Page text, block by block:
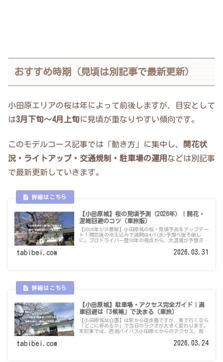
おすすめ時期（見頃は別記事で最新更新）
小田原エリアの桜は年によって前後しますが、目安として
は3月下旬〜4月上旬に見頃が重なりやすい傾向です。
このモデルコース記事では「動き方」に集中し、
開花状
況・ライトアップ・交通規制・駐車場の運用 などは別記事
で最新更新していきます。
【小田原城】桜の見頃予測（2026年）｜開花・
混雑回避のコツ（車旅版）
【2026年3/31最新】小田原城の桜・見頃予測をアップデー
ト！開花後の冷え込みで満開は4/1(水)予想へ後ろ倒し
に。プロドライバー歴10年の視点から、大混雑が予想され
tabibei.com 2026.03.31
【小田原城】駐車場・アクセス完全ガイド｜満
車回避は「3候補」で決まる（車旅）
【小田原城址公園】は駅から徒歩圏ですが、車で行くなら
「どこに停めるか」で当日のラクさが大きく変わります。
本記事では、西湘バイパス小田原ICからのアクセス、周辺
作り方、桜シーズンの臨時駐車場の確認ポイントまで、車
tabibei.com 2026.03.24